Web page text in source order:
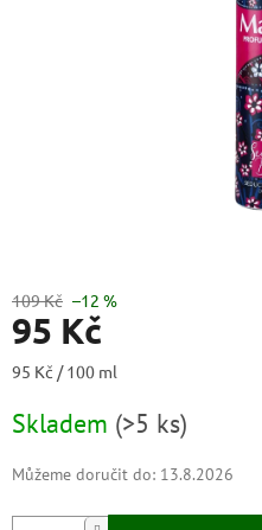
109 Kč –12 %
95 Kč
Měrná
95 Kč / 100 ml
Skladem (>5 ks)
Můžeme doručit do: 13.8.2026